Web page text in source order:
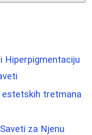
Hiperpigmentaciju
estetskih tretmana
za Njenu